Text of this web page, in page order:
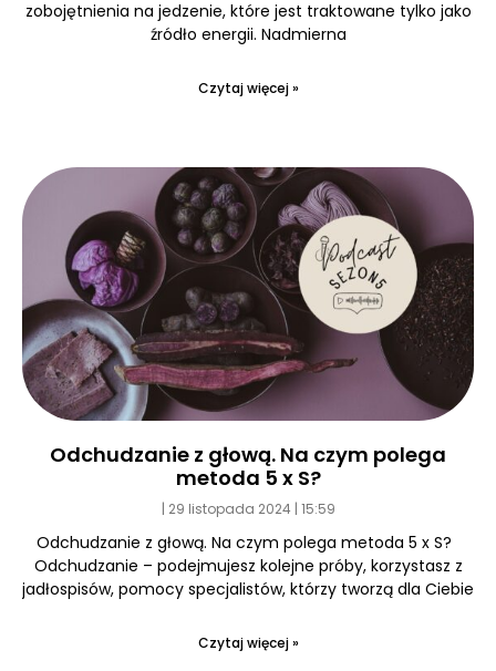
zobojętnienia na jedzenie, które jest traktowane tylko jako
źródło energii. Nadmierna
Czytaj więcej »
Odchudzanie z głową. Na czym polega
metoda 5 x S?
29 listopada 2024 15:59
Odchudzanie z głową. Na czym polega metoda 5 x S?
Odchudzanie – podejmujesz kolejne próby, korzystasz z
jadłospisów, pomocy specjalistów, którzy tworzą dla Ciebie
Czytaj więcej »